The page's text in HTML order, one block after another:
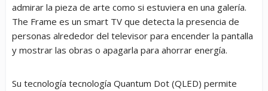
admirar la pieza de arte como si estuviera en una galería.
The Frame es un smart TV que detecta la presencia de
personas alrededor del televisor para encender la pantalla
y mostrar las obras o apagarla para ahorrar energía.
Su tecnología tecnología Quantum Dot (QLED) permite